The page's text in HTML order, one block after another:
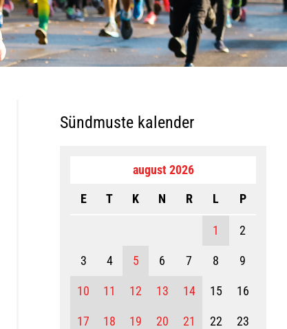
Sündmuste kalender
august 2026
E
T K N R L P
1 2
3 4 5 6 7 8 9
10 11 12 13 14 15 16
17 18 19 20 21 22 23